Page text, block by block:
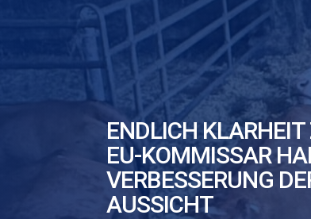
ENDLICH
EU-KOMMISSAR
VERBESSERUNG
AUSSICHT